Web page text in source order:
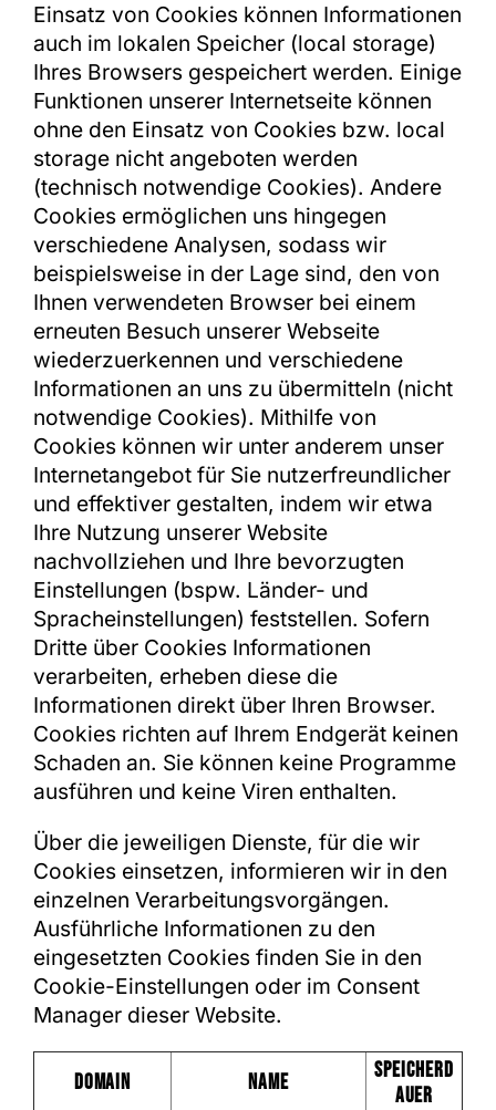
Einsatz von Cookies können Informationen
auch im lokalen Speicher (local storage)
Ihres Browsers gespeichert werden. Einige
Funktionen unserer Internetseite können
ohne den Einsatz von Cookies bzw. local
storage nicht angeboten werden
(technisch notwendige Cookies). Andere
Cookies ermöglichen uns hingegen
verschiedene Analysen, sodass wir
beispielsweise in der Lage sind, den von
Ihnen verwendeten Browser bei einem
erneuten Besuch unserer Webseite
wiederzuerkennen und verschiedene
Informationen an uns zu übermitteln (nicht
notwendige Cookies). Mithilfe von
Cookies können wir unter anderem unser
Internetangebot für Sie nutzerfreundlicher
und effektiver gestalten, indem wir etwa
Ihre Nutzung unserer Website
nachvollziehen und Ihre bevorzugten
Einstellungen (bspw. Länder- und
Spracheinstellungen) feststellen. Sofern
Dritte über Cookies Informationen
verarbeiten, erheben diese die
Informationen direkt über Ihren Browser.
Cookies richten auf Ihrem Endgerät keinen
Schaden an. Sie können keine Programme
ausführen und keine Viren enthalten.
Über die jeweiligen Dienste, für die wir
Cookies einsetzen, informieren wir in den
einzelnen Verarbeitungsvorgängen.
Ausführliche Informationen zu den
eingesetzten Cookies finden Sie in den
Cookie-Einstellungen oder im Consent
Manager dieser Website.
Domain Name
Speicherd
auer